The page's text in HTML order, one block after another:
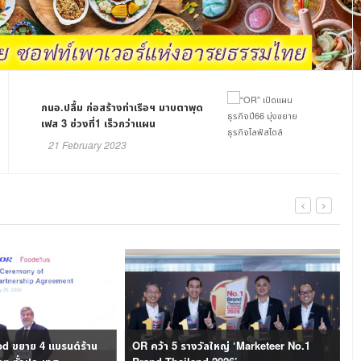
กนอ.ปลื้ม ก่อสร้างท่าเรือฯ มาบตาพุด
เฟส 3 ช่วงที่1 เร็วกว่าแผน
21 February 2023
ขยาย 4 แบรนด์ร้าน
OR คว้า 5 รางวัลใหญ่ ‘Marketeer No.1